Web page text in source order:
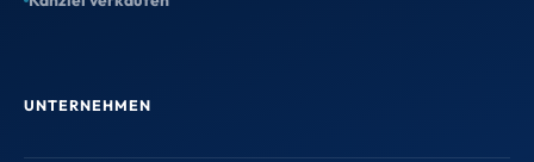
UNTERNEHMEN